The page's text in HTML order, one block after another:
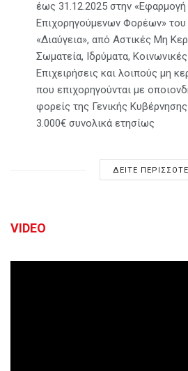
έως 31.12.2025 στην
Επιχορηγούμενων Φορέων»
«Διαύγεια», από Αστικές Μη
Σωματεία, Ιδρύματα, Κοινωνικές
Επιχειρήσεις και λοιπούς μη
που επιχορηγούνται με
φορείς της Γενικής
3.000€ συνολικά ετησίως
ΔΕΙΤΕ
VIDEO